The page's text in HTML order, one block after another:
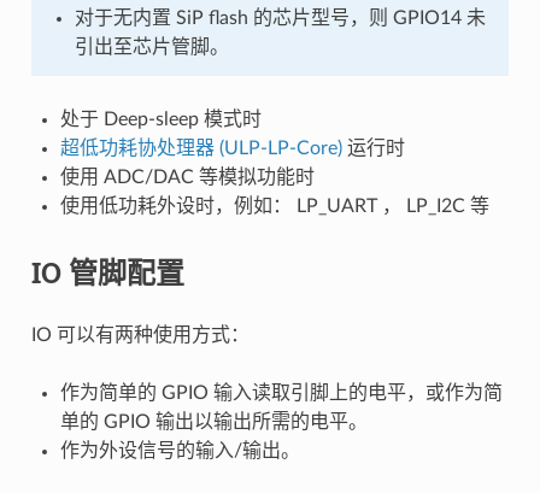
对于无内置 SiP flash 的芯片型号，则 GPIO14 未
引出至芯片管脚。
处于 Deep-sleep 模式时
超低功耗协处理器 (ULP-LP-Core)运行时
使用 ADC/DAC 等模拟功能时
使用低功耗外设时，例如： LP_UART ， LP_I2C 等
IO 管脚配置
IO 可以有两种使用方式：
作为简单的 GPIO 输入读取引脚上的电平，或作为简
单的 GPIO 输出以输出所需的电平。
作为外设信号的输入/输出。